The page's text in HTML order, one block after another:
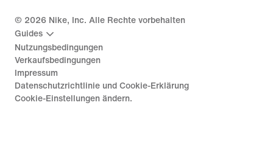
© 2026 Nike, Inc. Alle Rechte vorbehalten
Guides
Nutzungsbedingungen
Verkaufsbedingungen
Impressum
Datenschutzrichtlinie und Cookie-Erklärung
Cookie-Einstellungen ändern.